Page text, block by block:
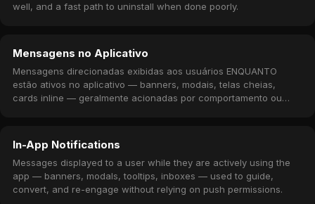
well, and a fast path to uninstall when done poorly.
Mensagens no Aplicativo
Mensagens direcionadas exibidas aos usuários ENQUANTO
estão ativos no aplicativo — banners, modais, telas cheias,
cards inline — geralmente acionadas por comportamento ou
In-App Notifications
Messages displayed to a user while they are actively using the
app — banners, modals, tooltips, inboxes — used to guide,
convert, and re-engage without relying on push permissions.